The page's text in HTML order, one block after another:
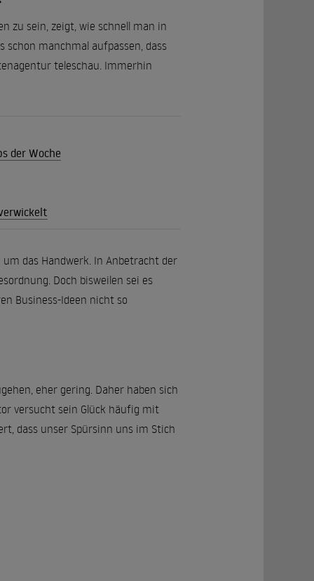
zu sein, zeigt, wie schnell man in
schon manchmal aufpassen, dass
teleschau. Immerhin
der Woche
das Handwerk. In Anbetracht der
Doch bisweilen sei es
Business-Ideen nicht so
eher gering. Daher haben sich
versucht sein Glück häufig mit
dass unser Spürsinn uns im Stich